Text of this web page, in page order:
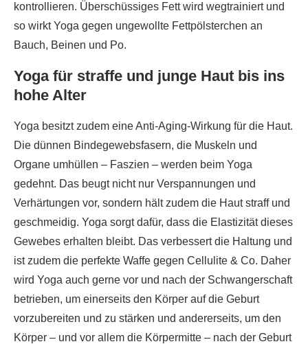
kontrollieren. Überschüssiges Fett wird wegtrainiert und
so wirkt Yoga gegen ungewollte Fettpölsterchen an
Bauch, Beinen und Po.
Yoga für straffe und junge Haut bis ins
hohe Alter
Yoga besitzt zudem eine Anti-Aging-Wirkung für die Haut.
Die dünnen Bindegewebsfasern, die Muskeln und
Organe umhüllen – Faszien – werden beim Yoga
gedehnt. Das beugt nicht nur Verspannungen und
Verhärtungen vor, sondern hält zudem die Haut straff und
geschmeidig. Yoga sorgt dafür, dass die Elastizität dieses
Gewebes erhalten bleibt. Das verbessert die Haltung und
ist zudem die perfekte Waffe gegen Cellulite & Co. Daher
wird Yoga auch gerne vor und nach der Schwangerschaft
betrieben, um einerseits den Körper auf die Geburt
vorzubereiten und zu stärken und andererseits, um den
Körper – und vor allem die Körpermitte – nach der Geburt